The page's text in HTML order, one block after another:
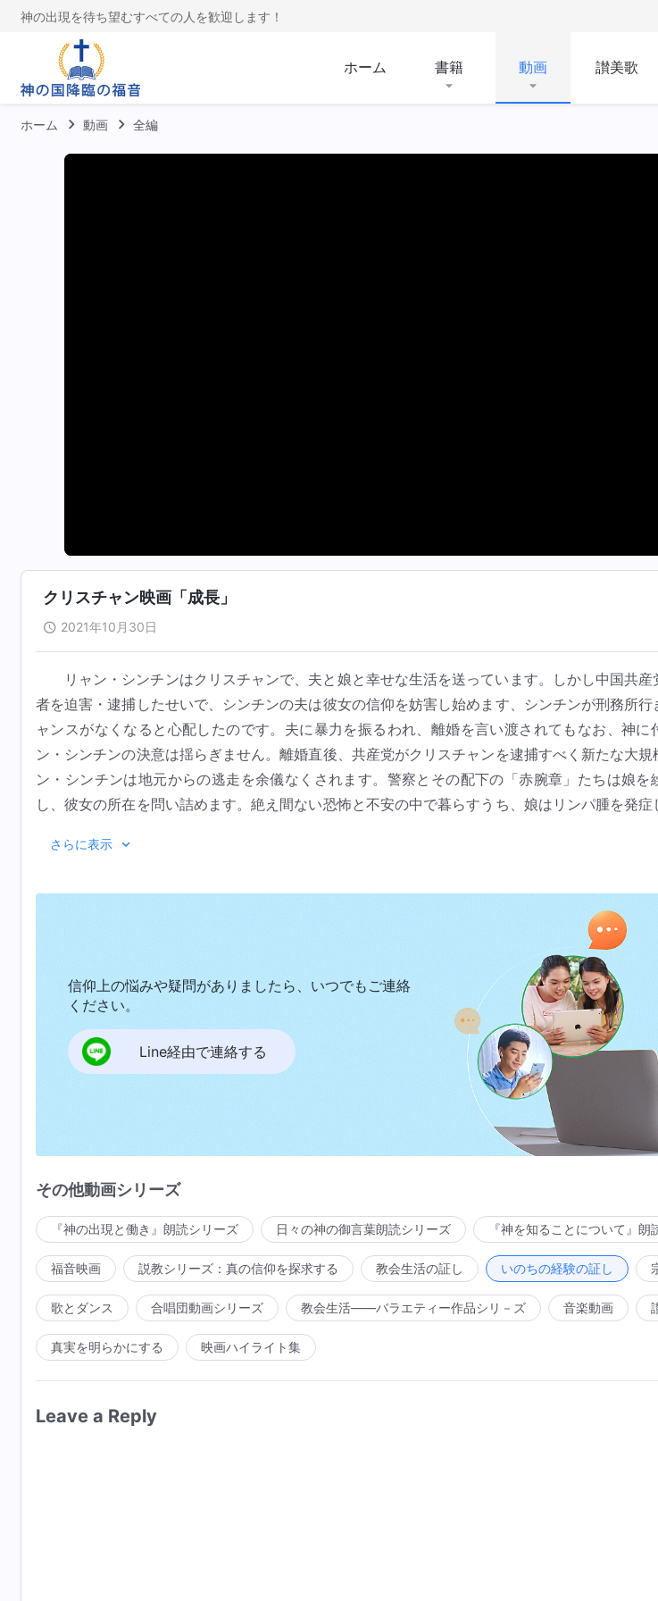
神の出現を待ち望むすべての人を歓迎します！
ホーム 書籍 動画 讃美歌
ホーム 動画 全編
クリスチャン映画「成長」
2021年10月30日
リャン・シンチンはクリスチャンで、夫と娘と幸せな生活を送っています。しかし中国共
者を迫害・逮捕したせいで、シンチンの夫は彼女の信仰を妨害し始めます、シンチンが刑務所
ャンスがなくなると心配したのです。夫に暴力を振るわれ、離婚を言い渡されてもなお、神に
ン・シンチンの決意は揺らぎません。離婚直後、共産党がクリスチャンを逮捕すべく新たな大規
ン・シンチンは地元からの逃走を余儀なくされます。警察とその配下の「赤腕章」たちは娘を
し、彼女の所在を問い詰めます。絶え間ない恐怖と不安の中で暮らすうち、娘はリンパ腫を発症
、神にすがったのでしょうか？ そこから彼女が学んだこととは？ 『成長』をご覧になってそ
さらに表示
信仰上の悩みや疑問がありましたら、いつでもご連絡
ください。
Line経由で連絡する
その他動画シリーズ
『神の出現と働き』朗読シリーズ 日々の神の御言葉朗読シリーズ 『神を知ることについて』朗
福音映画 説教シリーズ：真の信仰を探求する 教会生活の証し いのちの経験の証し
歌とダンス 合唱団動画シリーズ 教会生活――バラエティー作品シリ－ズ 音楽動画
真実を明らかにする 映画ハイライト集
Leave a Reply